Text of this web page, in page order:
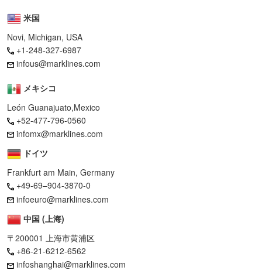
米国
Novi, Michigan, USA
+1-248-327-6987
infous@marklines.com
メキシコ
León Guanajuato,Mexico
+52-477-796-0560
infomx@marklines.com
ドイツ
Frankfurt am Main, Germany
+49-69–904-3870-0
infoeuro@marklines.com
中国 (上海)
〒200001 上海市黄浦区
+86-21-6212-6562
infoshanghai@marklines.com